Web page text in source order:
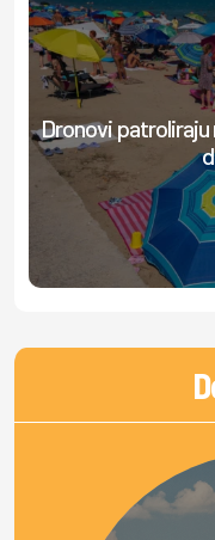
Dronovi patroliraju